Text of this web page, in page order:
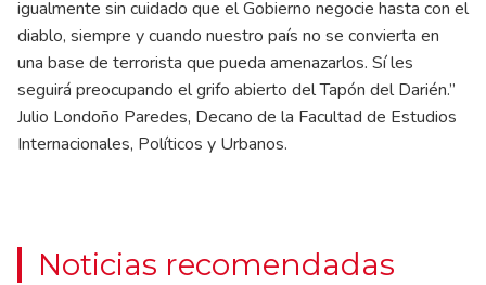
igualmente sin cuidado que el Gobierno negocie hasta con el
diablo, siempre y cuando nuestro país no se convierta en
una base de terrorista que pueda amenazarlos. Sí les
seguirá preocupando el grifo abierto del Tapón del Darién.”
Julio Londoño Paredes, Decano de la Facultad de Estudios
Internacionales, Políticos y Urbanos.
Noticias recomendadas